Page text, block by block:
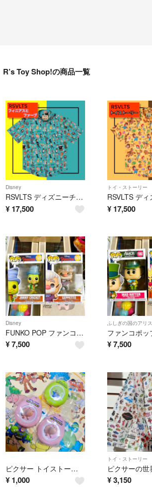
R’s Toy Shop!の商品一覧
Disney
RSVLTS ディズニーチャンネル フィニアスとファーブ 半袖シャツ
¥ 17,500
トイ・ストーリー
¥ 17,500
Disney
FUNKO POP ファンコ ディズニー ピノキオ ゼペット ジミニー
¥7,500
ふしぎの国のアリス
¥7,500
ピクサー トイストーリー ガチャ サウンドロップ
¥ 1,000
トイ・ストーリー
¥3,150